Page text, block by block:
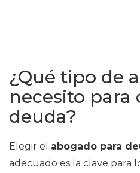
¿Qué tipo de
necesito para
deuda?
Elegir el abogado para
adecuado es la clave para